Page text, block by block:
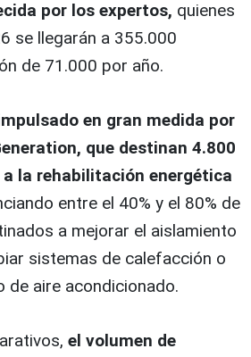
por los expertos, quienes
se llegarán a 355.000
de 71.000 por año.
en gran medida por
que destinan 4.800
la rehabilitación energética
entre el 40% y el 80% de
a mejorar el aislamiento
sistemas de calefacción o
de aire acondicionado.
el volumen de